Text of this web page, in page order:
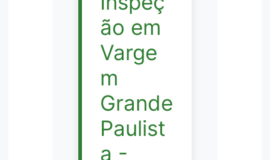
ão em
Varge
m
Grande
Paulist
a -